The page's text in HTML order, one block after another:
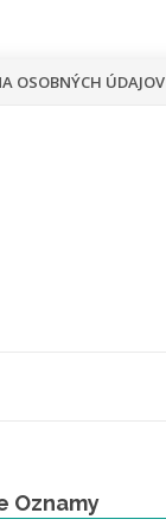
OSOBNÝCH ÚDAJOV
Oznamy